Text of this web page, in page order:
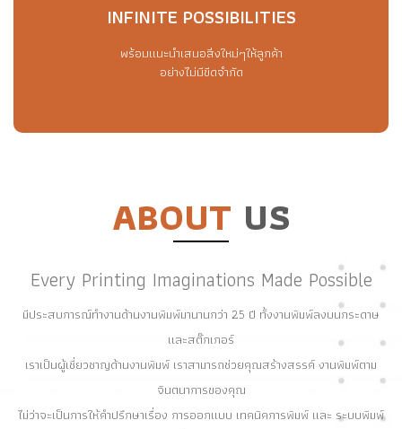
INFINITE POSSIBILITIES
พร้อมแนะนำเสนอสิ่งใหม่ๆให้ลูกค้า
อย่างไม่มีขีดจำกัด
พร้อมแนะนำเสนอสิ่งใหม่ๆให้ลูกค้า
ABOUT US
Every Printing Imaginations Made Possible
มีประสบการณ์ทำงานด้านงานพิมพ์มานานกว่า 25 ปี ทั้งงานพิมพ์ลงบนกระดาษ
และสติ๊กเกอร์
เราเป็นผู้เชี่ยวชาญด้านงานพิมพ์ เราสามารถช่วยคุณสร้างสรรค์ งานพิมพ์ตาม
จินตนาการของคุณ
ไม่ว่าจะเป็นการให้คำปรึกษาเรื่อง การออกแบบ เทคนิคการพิมพ์ และ ระบบพิมพ์